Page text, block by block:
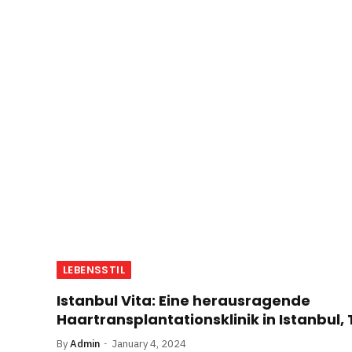
LEBENSSTIL
Istanbul Vita: Eine herausragende
Haartransplantationsklinik in Istanbul,
ByAdmin January 4, 2024